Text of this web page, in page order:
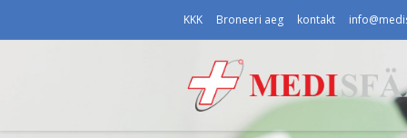
KKK Broneeri aeg kontakt